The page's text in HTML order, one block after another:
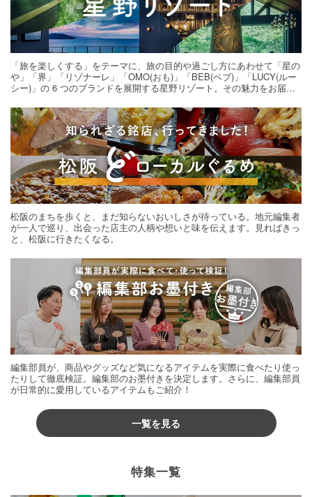
「旅を楽しくする」をテーマに、旅の目的や過ごし方にあわせて「星の
や」「界」「リゾナーレ」「OMO(おも)」「BEB(ベブ)」「LUCY(ルー
シー)」の 6 つのブランドを展開する星野リゾート。その魅力をお届け
松阪のまちを歩くと、まだ知らないおいしさが待っている。地元編集者
が一人で巡り、出会った店主の人柄や想いと味を伝えます。見ればきっ
と、松阪に行きたくなる。
編集部員が、商品やグッズなど気になるアイテムを実際に食べたり使っ
たりして徹底検証。編集部のお墨付きを決定します。さらに、編集部員
が日常的に愛用しているアイテムもご紹介！
一覧を見る
特集一覧